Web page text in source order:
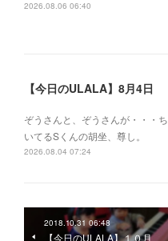
2026.08.06 06:40
【今日のULALA】8月4日
ぞうさんと、ぞうさんが・・・
いてるSくんの胡坐、尊し。
2026.08.04 07:24
2018.10.31 06:48
【今日のULALA】１０月